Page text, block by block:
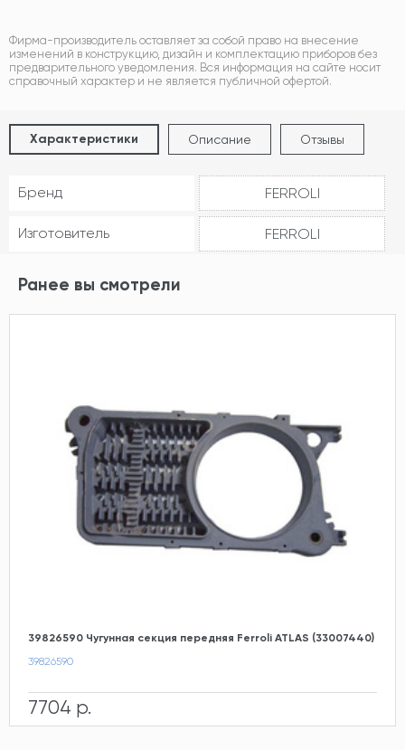
Фирма-производитель оставляет за собой право на внесение
изменений в конструкцию, дизайн и комплектацию приборов без
предварительного уведомления. Вся информация на сайте носит
справочный характер и не является публичной офертой.
Характеристики Описание Отзывы
Бренд FERROLI
Изготовитель FERROLI
Ранее вы смотрели
39826590 Чугунная секция передняя Ferroli ATLAS (33007440)
39826590
7704 р.